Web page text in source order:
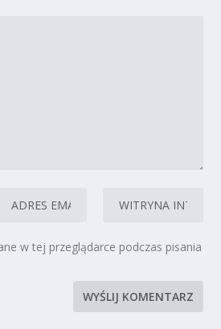
w tej przeglądarce podczas pisania